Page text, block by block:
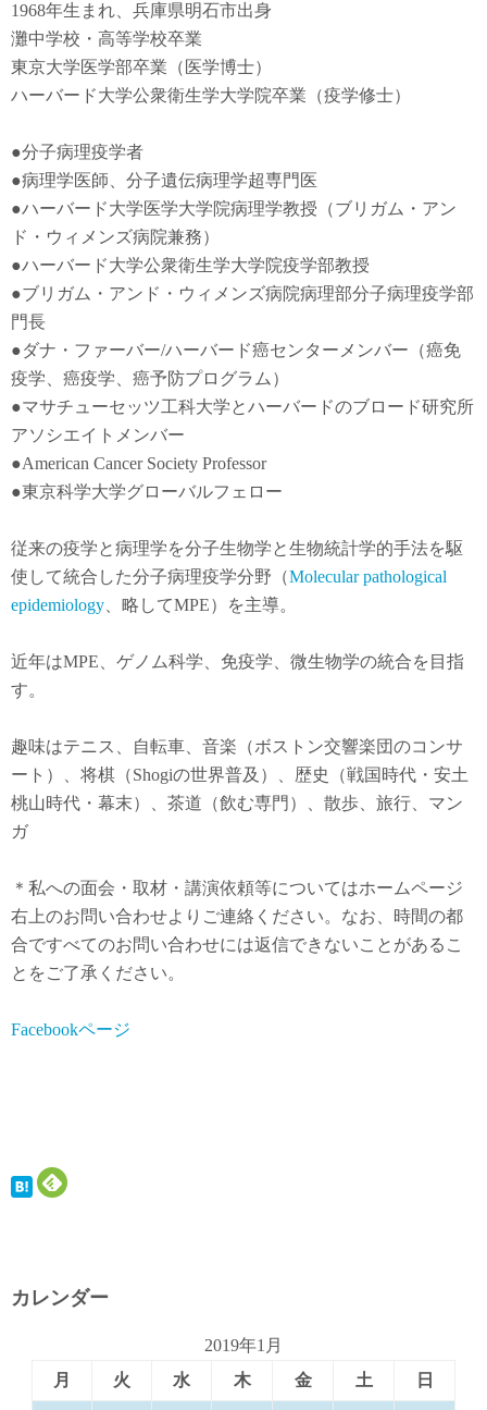
1968年生まれ、兵庫県明石市出身
灘中学校・高等学校卒業
東京大学医学部卒業（医学博士）
ハーバード大学公衆衛生学大学院卒業（疫学修士）
●分子病理疫学者
●病理学医師、分子遺伝病理学超専門医
●ハーバード大学医学大学院病理学教授（ブリガム・アン
ド・ウィメンズ病院兼務）
●ハーバード大学公衆衛生学大学院疫学部教授
●ブリガム・アンド・ウィメンズ病院病理部分子病理疫学部
門長
●ダナ・ファーバー/ハーバード癌センターメンバー（癌免
疫学
癌疫学 、癌予防プログラム）
●マサチューセッツ工科大学とハーバードのブロード研究所
アソシエイトメンバー
●American Cancer Society Professor
●東京科学大学グローバルフェロー
従来の疫学と病理学を分子生物学と生物統計学的手法を駆
使して統合した分子病理疫学分野（Molecular pathological
epidemiology 、略してMPE）を主導。
近年はMPE 、ゲノム科学、免疫学、微生物学の統合を目指
す。
趣味はテニス、自転車、音楽（ボストン交響楽団のコンサ
ート）、将棋（Shogiの世界普及）、歴史（戦国時代・安土
桃山時代・幕末）、茶道（飲む専門）、散歩、旅行、マン
ガ
＊私への面会・取材・講演依頼等についてはホームページ
右上のお問い合わせよりご連絡ください。なお、時間の都
合ですべてのお問い合わせには返信できないことがあるこ
とをご了承ください。
Facebookページ
カレンダー
2019年1月
月
火 水 木 金 土 日